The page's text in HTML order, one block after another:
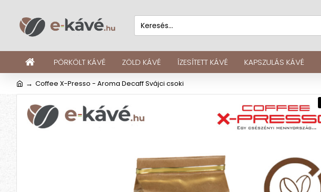
PÖRKÖLT KÁVÉ ZÖLD KÁVÉ ÍZESÍTETT KÁVÉ KAPSZULÁS KÁVÉ
Coffee X-Presso - Aroma Decaff Svájci csoki